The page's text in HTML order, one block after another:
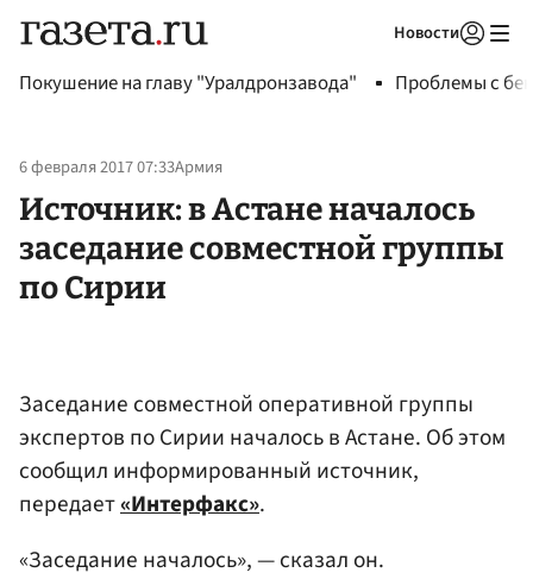
Новости
Покушение на главу "Уралдронзавода" Проблемы с
6 февраля 2017 07:33Армия
Источник: в Астане началось
заседание совместной группы
по Сирии
Заседание совместной оперативной группы
экспертов по Сирии началось в Астане. Об этом
сообщил информированный источник,
передает«Интерфакс».
«Заседание началось», — сказал он.